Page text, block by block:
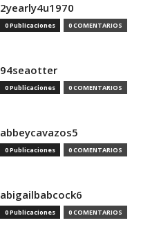
2yearly4u1970
0 Publicaciones 0 COMENTARIOS
94seaotter
0 Publicaciones 0 COMENTARIOS
abbeycavazos5
0 Publicaciones 0 COMENTARIOS
abigailbabcock6
0 Publicaciones 0 COMENTARIOS